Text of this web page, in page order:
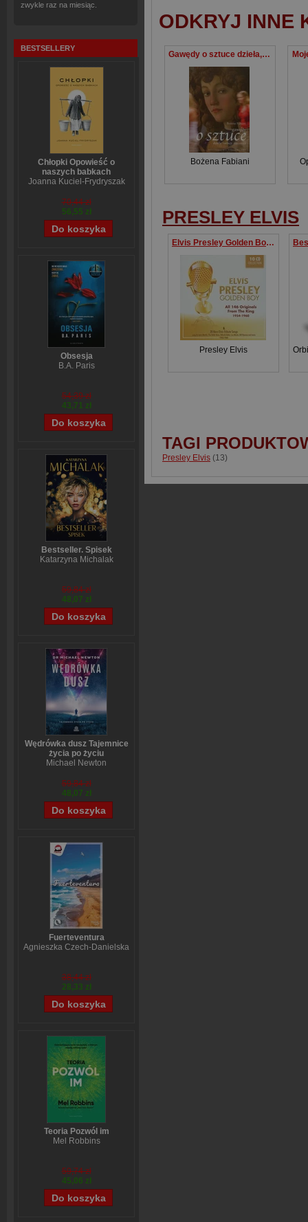
zwykle raz na miesiąc.
BESTSELLERY
Chłopki Opowieść o
naszych babkach
Joanna Kuciel-Frydryszak
70,44 zł
56,55 zł
Obsesja
B.A. Paris
54,39 zł
43,71 zł
Bestseller. Spisek
Katarzyna Michalak
59,84 zł
48,07 zł
Wędrówka dusz Tajemnice
życia po życiu
Michael Newton
59,84 zł
48,07 zł
Fuerteventura
Agnieszka Czech-Danielska
38,44 zł
28,33 zł
Teoria Pozwól im
Mel Robbins
59,74 zł
45,06 zł
ODKRYJ INNE
Gawędy o sztuce dzieła, twórcy, mecenasi
Bożena Fabiani
PRESLEY ELVIS
Elvis Presley Golden Boy All 146 ofiginals from The King
Presley Elvis
TAGI
Presley Elvis (13)